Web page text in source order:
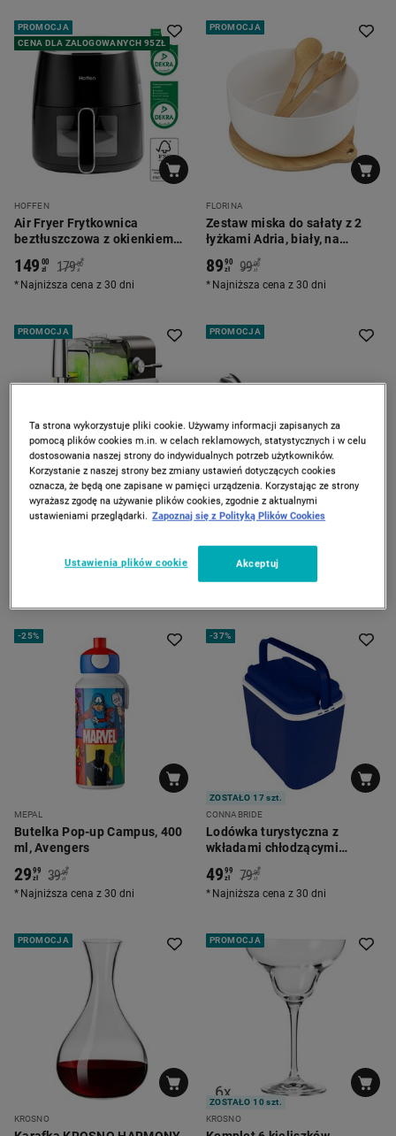
PROMOCJA
CENA DLA ZALOGOWANYCH 95ZŁ
HOFFEN
Air Fryer Frytkownica
beztłuszczowa z okienkiem
Hoffen, 1550 W, 5 l, czarna
149 00
zł 179 00
zł
*
Najniższa cena z 30 dni
PROMOCJA
FLORINA
Zestaw miska do sałaty z 2
łyżkami Adria, biały, na
podstawce
8990
zł 99 00
zł
*
Najniższa cena z 30 dni
PROMOCJA
DOSTAWA GRATIS
2,6 l, szara
799 00*
PROMOCJA
BERLINGERHAUS
Aquamarine, 500 W, funkcja
Turbo, niebieski
99 00*
-25%
MEPAL
Butelka Pop-up Campus, 400
ml, Avengers
2999
zł 39 99
zł
*
Najniższa cena z 30 dni
-37%
ZOSTAŁO 17 szt.
CONNABRIDE
Lodówka turystyczna z
wkładami chłodzącymi
Connabride, 24 l, granatowa
4999
zł 79 90
zł
*
Najniższa cena z 30 dni
PROMOCJA
KROSNO
PROMOCJA
ZOSTAŁO 10 szt.
KROSNO
Ta strona wykorzystuje pliki cookie. Używamy informacji zapisanych za
pomocą plików cookies m.in. w celach reklamowych, statystycznych i w celu
dostosowania naszej strony do indywidualnych potrzeb użytkowników.
Korzystanie z naszej strony bez zmiany ustawień dotyczących cookies
oznacza, że będą one zapisane w pamięci urządzenia. Korzystając ze strony
wyrażasz zgodę na używanie plików cookies, zgodnie z aktualnymi
ustawieniami przeglądarki. Zapoznaj się z Polityką Plików Cookies
Ustawienia plików cookie Akceptuj